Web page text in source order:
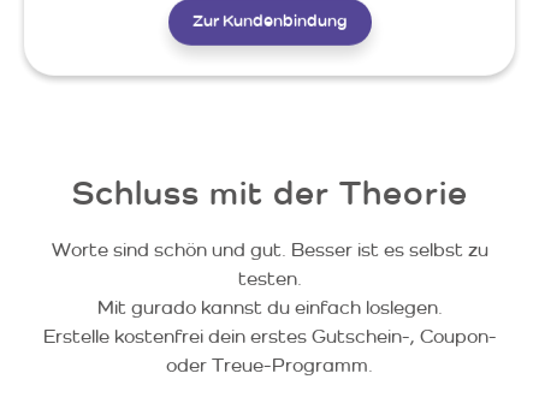
Zur Kundenbindung
Schluss mit der Theorie
Worte sind schön und gut. Besser ist es selbst zu
testen.
Mit gurado kannst du einfach loslegen.
Erstelle kostenfrei dein erstes Gutschein-, Coupon-
oder Treue-Programm.